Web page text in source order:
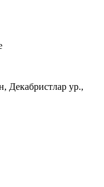
Декабристлар ур.,